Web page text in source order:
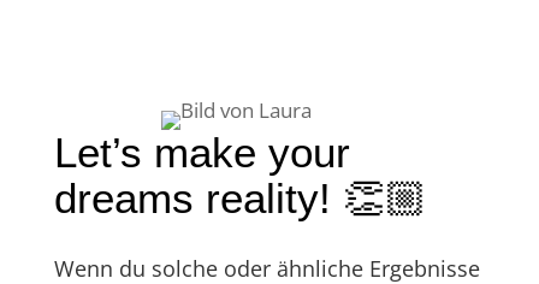
Let’s make your
dreams reality! 👏🏼
Wenn du solche oder ähnliche Ergebnisse